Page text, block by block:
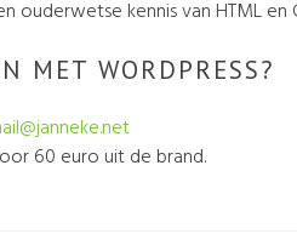
ouderwetse kennis van HTML en
MET WORDPRESS?
60 euro uit de brand.